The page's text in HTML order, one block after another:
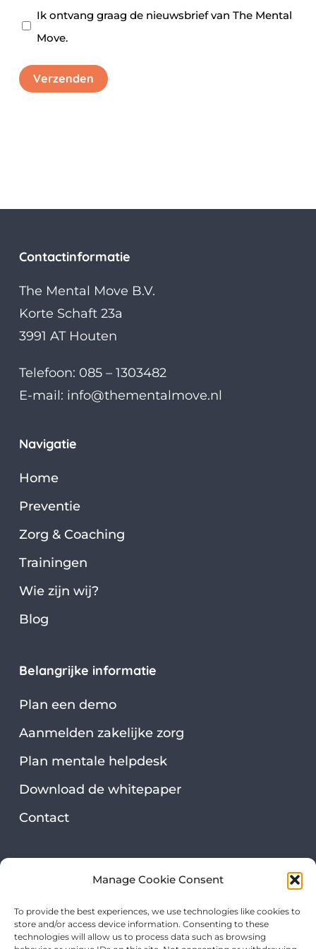
Manage Cookie Consent
To provide the best experiences, we use technologies like cookies to
store and/or access device information. Consenting to these
technologies will allow us to process data such as browsing
Nieuwsbrief
Ik ontvang graag de nieuwsbrief van The Mental
Move.
Verzenden
Contactinformatie
The Mental Move B.V.
Korte Schaft 23a
3991 AT Houten
Telefoon: 085 – 1303482
E-mail: info@thementalmove.nl
Navigatie
Home
Preventie
Zorg & Coaching
Trainingen
Wie zijn wij?
Blog
Belangrijke informatie
Plan een demo
Aanmelden zakelijke zorg
Plan mentale helpdesk
Download de whitepaper
Contact
Onze certificeringen